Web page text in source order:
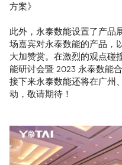
方案》
此外，永泰数能设置了产品
场嘉宾对永泰数能的产品，
大加赞赏。在激烈的观点碰
能研讨会暨 2023 永泰数能
接下来永泰数能还将在广州
动，敬请期待！